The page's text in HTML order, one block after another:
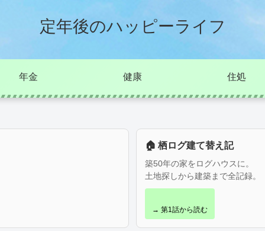
定年後のハッピーライフ
年金 健康 住処
🏠 栖ログ建て替え記
築50年の家をログハウスに。
土地探しから建築まで全記録。
→ 第1話から読む